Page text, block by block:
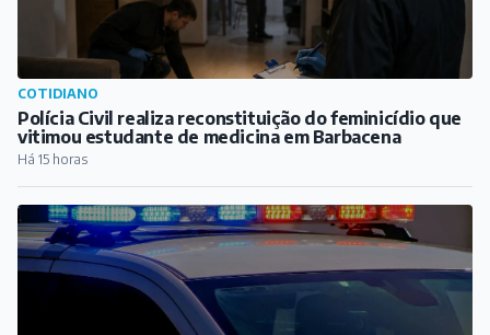
COTIDIANO
Polícia Civil realiza reconstituição do feminicídio que
vitimou estudante de medicina em Barbacena
Há 15 horas